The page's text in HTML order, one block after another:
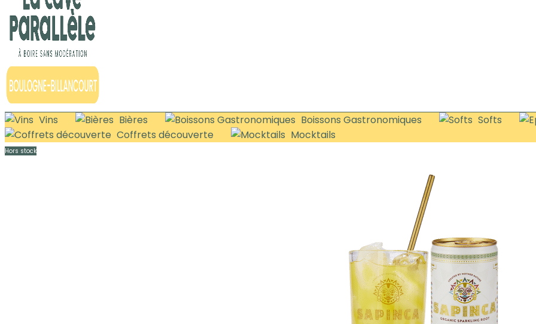
Vins Bières Boissons Gastronomiques Softs
Coffrets découverte
Mocktails
Hors stock